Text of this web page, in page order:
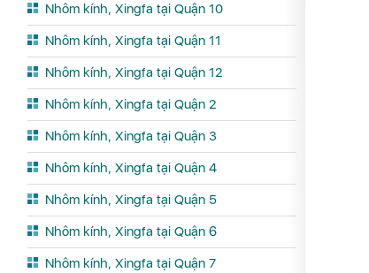
Nhôm kính, Xingfa tại Quận 10
Nhôm kính, Xingfa tại Quận 11
Nhôm kính, Xingfa tại Quận 12
Nhôm kính, Xingfa tại Quận 2
Nhôm kính, Xingfa tại Quận 3
Nhôm kính, Xingfa tại Quận 4
Nhôm kính, Xingfa tại Quận 5
Nhôm kính, Xingfa tại Quận 6
Nhôm kính, Xingfa tại Quận 7